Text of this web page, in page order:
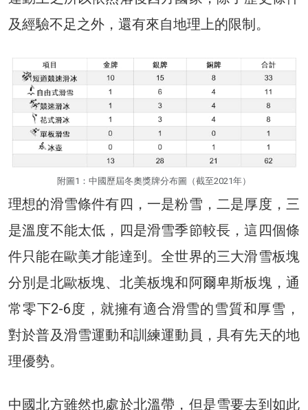
及經驗不足之外，還有來自地理上的限制。
附圖1：中國歷屆冬奧獎牌分布圖（截至2021年）
理想的滑雪條件有四，一是粉雪，二是厚度，三
是溫度不能太低，四是滑雪季節較長，這四個條
件只能在歐美才能達到。全世界的三大滑雪板塊
分別是北歐板塊、北美板塊和阿爾卑斯板塊，通
常零下2-6度，就擁有適合滑雪的雪質和厚雪，
對於普及滑雪運動和訓練運動員，具有先天的地
理優勢。
中國北方雖然也處於北溫帶，但是雪要去到如此